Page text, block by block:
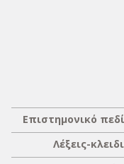
Επιστημονικό
Λέξεις-